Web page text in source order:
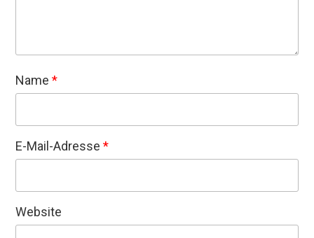
Name*
E-Mail-Adresse*
Website